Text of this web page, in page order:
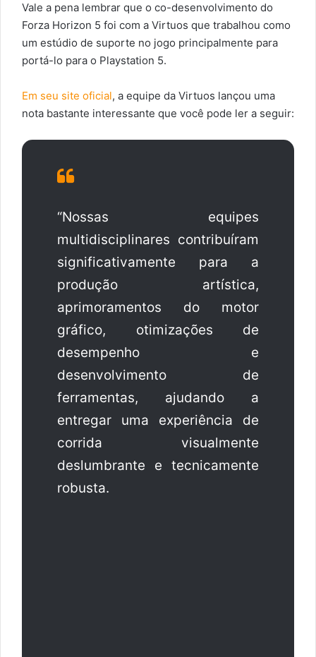
Vale a pena lembrar que o co-desenvolvimento do
Forza Horizon 5 foi com a Virtuos que trabalhou como
um estúdio de suporte no jogo principalmente para
portá-lo para o Playstation 5.
Em seu site oficial, a equipe da Virtuos lançou uma
nota bastante interessante que você pode ler a seguir:
“Nossas equipes
multidisciplinares contribuíram
significativamente para a
produção artística,
aprimoramentos do motor
gráfico, otimizações de
desempenho e
desenvolvimento de
ferramentas, ajudando a
entregar uma experiência de
corrida visualmente
deslumbrante e tecnicamente
robusta.